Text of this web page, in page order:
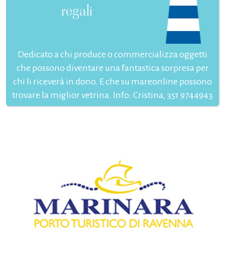
regali
Dedicato a chi produce o commercializza oggetti
che possono diventare una fantastica sorpresa per
chi li riceverà in dono. E che su mareonline possono
trovare la miglior vetrina. Info: Cristina, 351 9744943